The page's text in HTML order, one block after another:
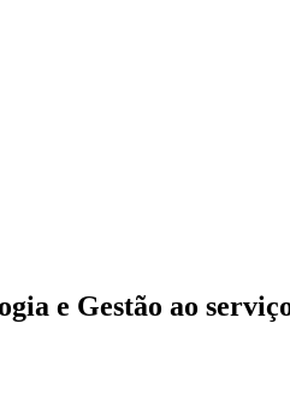
e Gestão ao